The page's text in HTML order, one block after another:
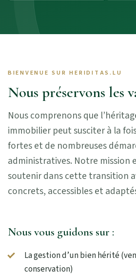
BIENVENUE SUR HERIDITAS.LU
Nous préservons les
Nous comprenons que
immobilier peut susciter à la
fortes et de nombreuses
administratives. Notre mission
soutenir dans cette transition
concrets, accessibles et
Nous vous guidons sur :
La gestion d’un bien hérité
conservation)